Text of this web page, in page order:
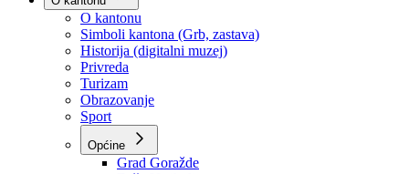
Planovi
Značajni dokumenti
O kantonu
O kantonu
Simboli kantona (Grb, zastava)
Historija (digitalni muzej)
Privreda
Turizam
Obrazovanje
Sport